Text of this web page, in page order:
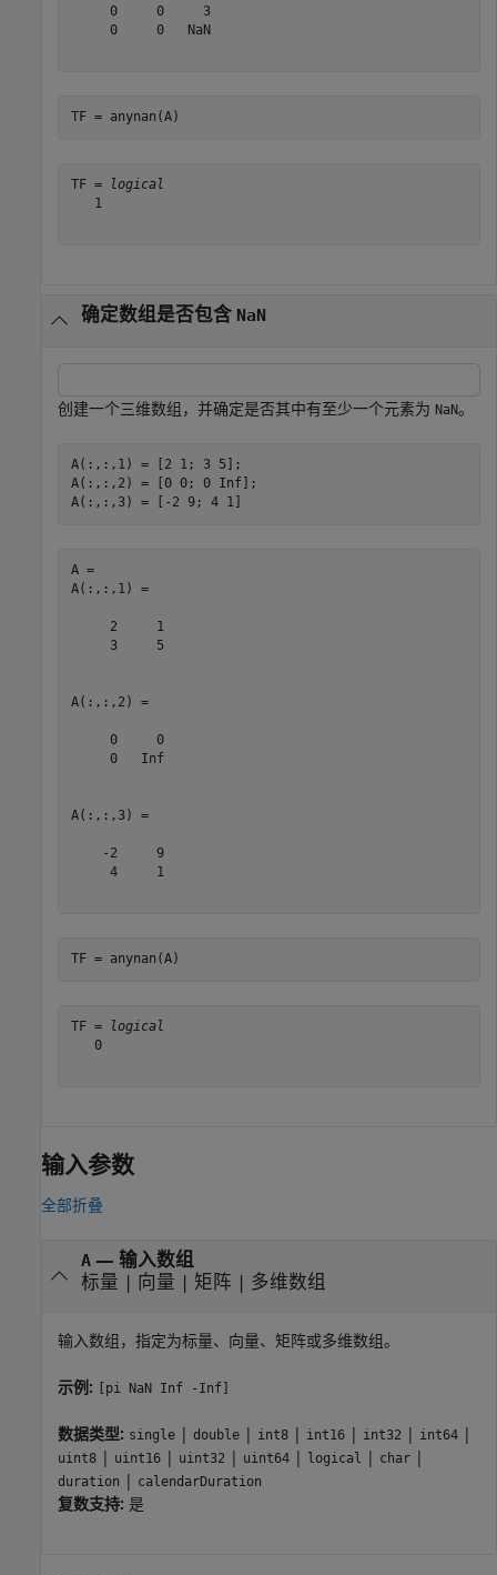
     0     0     3
     0     0   NaN
TF = anynan(A)
TF =
logical
   1
确定数组是否包含 NaN
创建一个三维数组，并确定是否其中有至少一个元素为 NaN。
A(:,:,1) = [2 1; 3 5];
A(:,:,2) = [0 0; 0 Inf];
A(:,:,3) = [-2 9; 4 1]
A =
A(:,:,1) =
     2     1
     3     5
A(:,:,2) =
     0     0
     0   Inf
A(:,:,3) =
    -2     9
     4     1
TF = anynan(A)
TF =
logical
   0
输入参数
全部折叠
A— 输入数组
标量 | 向量 | 矩阵 | 多维数组
输入数组，指定为标量、向量、矩阵或多维数组。
示例: [pi NaN Inf -Inf]
数据类型: single | double | int8 | int16 | int32 | int64 |
uint8 | uint16 | uint32 | uint64 | logical | char |
duration | calendarDuration
复数支持: 是